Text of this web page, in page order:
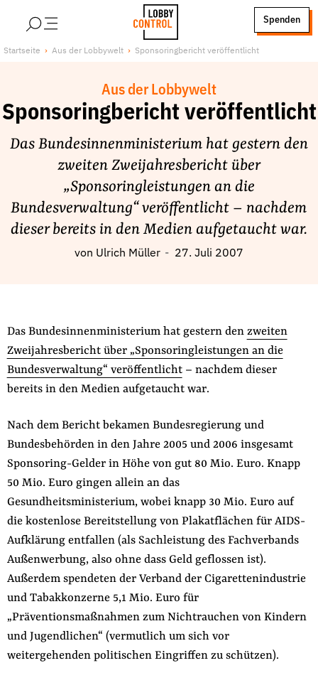
LobbyControl
Spenden
Über uns
Finanzierung
Jobs
Publikationen und Material
Lobbykritische Stadtführungen
Unsere Schwerpunkte
Lobbykontrolle und Regeln
Lobbyismus und Klima
Fördermitglied werden
Jetzt Spenden
Geschenkspende
Bußgelder und Geldauflagen
Testamentsspende
Presse
Newsletter
Appelle unterzeichnen
Kontakt
Suche
auf
der
Folge Uns
Startseite Aus der Lobbywelt Sponsoringbericht veröffentlicht
Aus der Lobbywelt
Sponsoringbericht veröffentlicht
Das Bundesinnenministerium hat gestern den
zweiten Zweijahresbericht über
„Sponsoringleistungen an die
Bundesverwaltung“ veröffentlicht – nachdem
dieser bereits in den Medien aufgetaucht war.
von Ulrich Müller 27. Juli 2007
Das Bundesinnenministerium hat gestern den zweiten
Zweijahresbericht über „Sponsoringleistungen an die
Bundesverwaltung“ veröffentlicht– nachdem dieser
bereits in den Medien aufgetaucht war.
Nach dem Bericht bekamen Bundesregierung und
Bundesbehörden in den Jahre 2005 und 2006 insgesamt
Sponsoring-Gelder in Höhe von gut 80 Mio. Euro. Knapp
50 Mio. Euro gingen allein an das
Gesundheitsministerium, wobei knapp 30 Mio. Euro auf
die kostenlose Bereitstellung von Plakatflächen für AIDS-
Aufklärung entfallen (als Sachleistung des Fachverbands
Außenwerbung, also ohne dass Geld geflossen ist).
Außerdem spendeten der Verband der Cigarettenindustrie
und Tabakkonzerne 5,1 Mio. Euro für
„Präventionsmaßnahmen zum Nichtrauchen von Kindern
und Jugendlichen“ (vermutlich um sich vor
weitergehenden politischen Eingriffen zu schützen).